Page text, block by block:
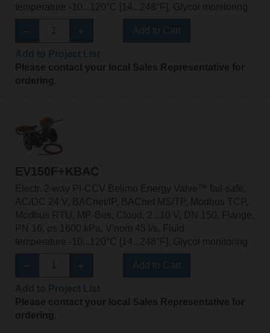
temperature -10...120°C [14...248°F], Glycol monitoring
Please contact your local Sales Representative for
ordering.
EV150F+KBAC
Electr. 2-way PI-CCV Belimo Energy Valve™ fail-safe,
AC/DC 24 V, BACnet/IP, BACnet MS/TP, Modbus TCP,
Modbus RTU, MP-Bus, Cloud, 2...10 V, DN 150, Flange,
PN 16, ps 1600 kPa, V'nom 45 l/s, Fluid
temperature -10...120°C [14...248°F], Glycol monitoring
Please contact your local Sales Representative for
ordering.